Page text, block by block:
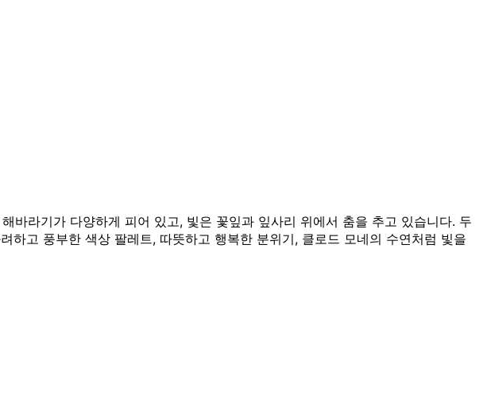
바라기가 다양하게 피어 있고, 빛은 꽃잎과 잎사리 위에서 춤을 추고 있습니다. 두
고 풍부한 색상 팔레트, 따뜻하고 행복한 분위기, 클로드 모네의 수연처럼 빛을